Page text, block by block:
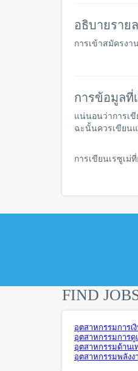
อธิบายราย
การเข้าสมัครง
การข้อมูลที่
แน่นอนว่าการเ
ฉะนั้นควรเขียน
การเขียนเรซูเม่
FIND
อุตสาหกรรมการ
อุตสาหกรรมการ
อุตสาหกรรมด้าน
อุตสาหกรรมพลังง